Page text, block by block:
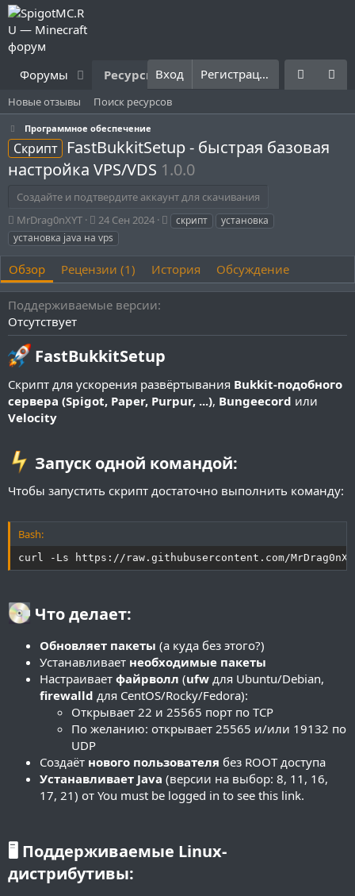
Форумы Ресурсы Что нового? Правила
Вход Регистрация
Новые отзывы Поиск ресурсов
Программное обеспечение
Скрипт
FastBukkitSetup - быстрая базовая
настройка VPS/VDS 1.0.0
Создайте и подтвердите аккаунт для скачивания
А
в
т
о
р
MrDrag0nXYT
Д
а
т
с
о
з
а
н
и
24 Сен 2024
Т скрипт
установка
установка java на vps
Обзор Рецензии (1) История Обсуждение
Поддерживаемые версии
Отсутствует
FastBukkitSetup​
Скрипт для ускорения развёртывания Bukkit-подобного
сервера (Spigot, Paper, Purpur, ...), Bungeecord или
Velocity
Запуск одной командой:​
Чтобы запустить скрипт достаточно выполнить команду:
Bash:
curl -Ls https://raw.githubusercontent.com/
Что делает:​
Обновляет пакеты (а куда без этого?)
Устанавливает необходимые пакеты
Настраивает файрволл (ufw для Ubuntu/Debian,
firewalld для CentOS/Rocky/Fedora):
Открывает 22 и 25565 порт по TCP
По желанию: открывает 25565 и/или 19132 по
UDP
Создаёт нового пользователя без ROOT доступа
Устанавливает Java (версии на выбор: 8, 11, 16,
17, 21) от You must be logged in to see this link.
🖥 Поддерживаемые Linux-
дистрибутивы:​